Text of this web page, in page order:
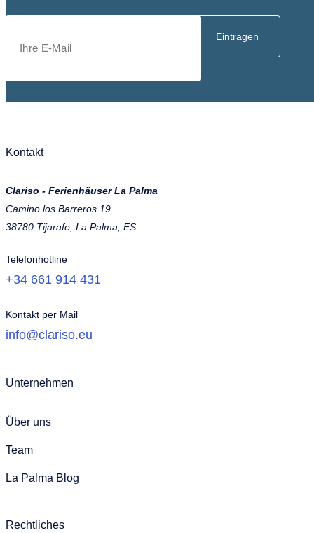
Eintragen
Kontakt
Clariso - Ferienhäuser La Palma
Camino los Barreros 19
38780 Tijarafe, La Palma, ES
Telefonhotline
+34 661 914 431
Kontakt per Mail
info@clariso.eu
Unternehmen
Über uns
Team
La Palma Blog
Rechtliches